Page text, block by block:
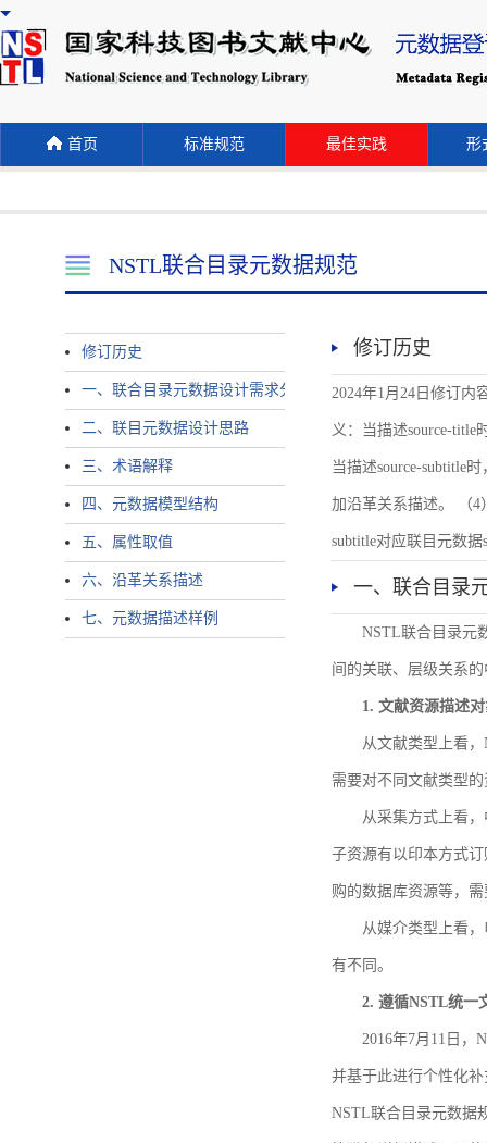
首页 标准规范 最佳实践 形
NSTL联合目录元数据规范
修订历史
一、联合目录元数据设计需求分析
二、联目元数据设计思路
三、术语解释
四、元数据模型结构
五、属性取值
六、沿革关系描述
七、元数据描述样例
修订历史
2024年1月24日修订内
义：当描述source-title
当描述source-subtitle
加沿革关系描述。 （4
subtitle对应联目元数据
一、联合目录
NSTL联合目录元
间的关联、层级关系
1. 文献资源描述
从文献类型上看
需要对不同文献类型
从采集方式上看
子资源有以印本方式
购的数据库资源等，
从媒介类型上看
有不同。
2. 遵循NSTL统一
2016年7月11日，
并基于此进行个性化
NSTL联合目录元数据